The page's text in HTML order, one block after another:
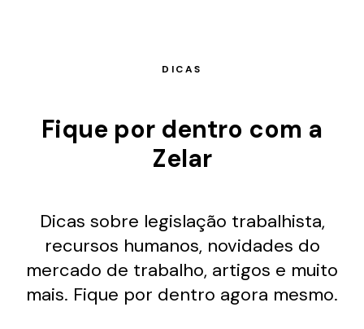
DICAS
Fique por dentro com a
Zelar
Dicas sobre legislação trabalhista,
recursos humanos, novidades do
mercado de trabalho, artigos e muito
mais. Fique por dentro agora mesmo.